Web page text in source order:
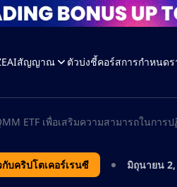
สัญญาณ ตัวบ่งชี้คอร์สการกำหนดร
ETF เพื่อเสริมความสามารถในก
กับคริปโตเคอร์เรนซี มิถุนายน 2,